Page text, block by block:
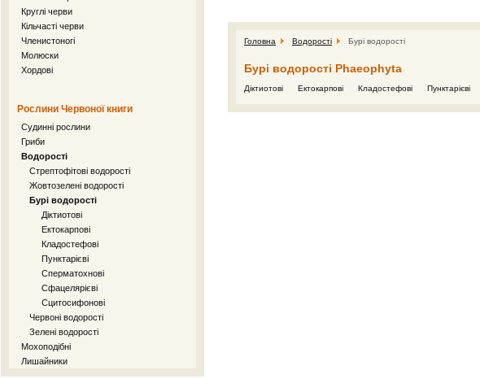
Круглі черви
Кільчасті черви
Членистоногі
Молюски
Хордові
Рослини Червоної книги
Судинні рослини
Гриби
Водорості
Стрептофітові водорості
Жовтозелені водорості
Бурі водорості
Діктиотові
Ектокарпові
Кладостефові
Пунктарієві
Сперматохнові
Сфацелярієві
Сцитосифонові
Червоні водорості
Зелені водорості
Мохоподібні
Лишайники
Головна Водорості Бурі водорості
Бурі водорості Phaeophyta
Діктиотові Ектокарпові Кладостефові Пунктарієві